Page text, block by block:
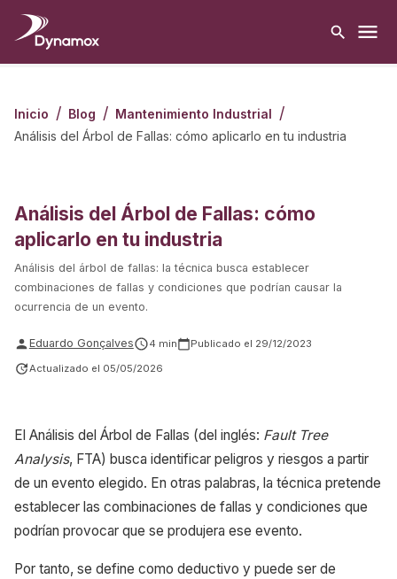
Inicio / Blog / Mantenimiento Industrial /
Análisis del Árbol de Fallas: cómo aplicarlo en tu industria
Análisis del Árbol de Fallas: cómo
aplicarlo en tu industria
Análisis del árbol de fallas: la técnica busca establecer
combinaciones de fallas y condiciones que podrían causar la
ocurrencia de un evento.
Eduardo Gonçalves 4 min Publicado el 29/12/2023
Actualizado el 05/05/2026
El Análisis del Árbol de Fallas (del inglés: Fault Tree
Analysis, FTA) busca identificar peligros y riesgos a partir
de un evento elegido. En otras palabras, la técnica pretende
establecer las combinaciones de fallas y condiciones que
podrían provocar que se produjera ese evento.
Por tanto, se define como deductivo y puede ser de